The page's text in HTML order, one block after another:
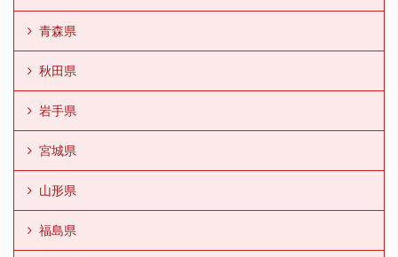
青森県
秋田県
岩手県
宮城県
山形県
福島県